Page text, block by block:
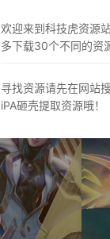
欢迎来到科技虎资源
多下载30个不同的资
寻找资源请先在网站
iPA砸壳提取资源哦！